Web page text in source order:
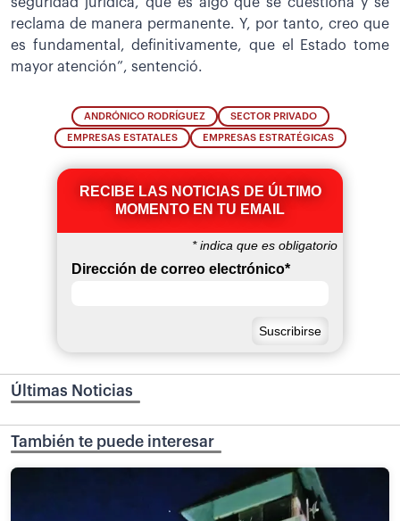
seguridad jurídica, que es algo que se cuestiona y se
reclama de manera permanente. Y, por tanto, creo que
es fundamental, definitivamente, que el Estado tome
mayor atención”, sentenció.
ANDRÓNICO RODRÍGUEZ SECTOR PRIVADO
EMPRESAS ESTATALES EMPRESAS ESTRATÉGICAS
RECIBE LAS NOTICIAS DE ÚLTIMO
MOMENTO EN TU EMAIL
*indica que es obligatorio
Dirección de correo electrónico*
Últimas Noticias
También te puede interesar